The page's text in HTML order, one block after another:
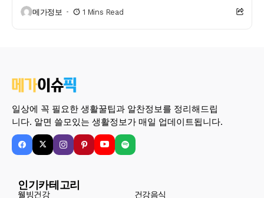
메가정보 1 Mins Read
일상에 꼭 필요한 생활꿀팁과 알찬정보를 정리해드립
니다. 알면 쓸모있는 생활정보가 매일 업데이트됩니다.
인기카테고리
웰빙건강 건강음식